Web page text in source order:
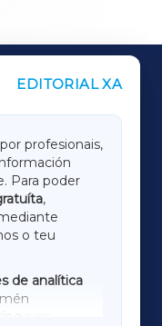
EDITORIAL XA
profesionais,
Para poder
,
o teu
de analítica